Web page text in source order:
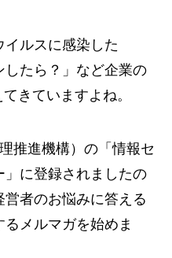
イルスに感染した
したら？」など企業の
きていますよね。
推進機構）の「情報セ
に登録されましたの
者のお悩みに答える
メルマガを始めま